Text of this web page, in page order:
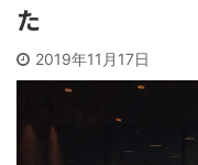
た
2019年11月17日